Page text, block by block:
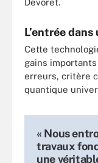
L’entrée
Cette
gains
erreurs, critère
quantique
« Nous
travaux
une